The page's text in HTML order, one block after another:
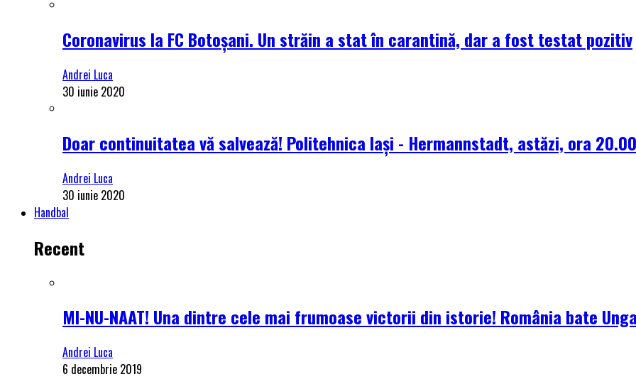
Coronavirus la FC Botoșani. Un străin a stat în carantină, dar a fost testat pozitiv
Andrei Luca
30 iunie 2020
Doar continuitatea vă salvează! Politehnica Iași - Hermannstadt, astăzi, ora 20.00
Andrei Luca
30 iunie 2020
Handbal
Recent
MI-NU-NAAT! Una dintre cele mai frumoase victorii din istorie! România bate
Andrei Luca
6 decembrie 2019